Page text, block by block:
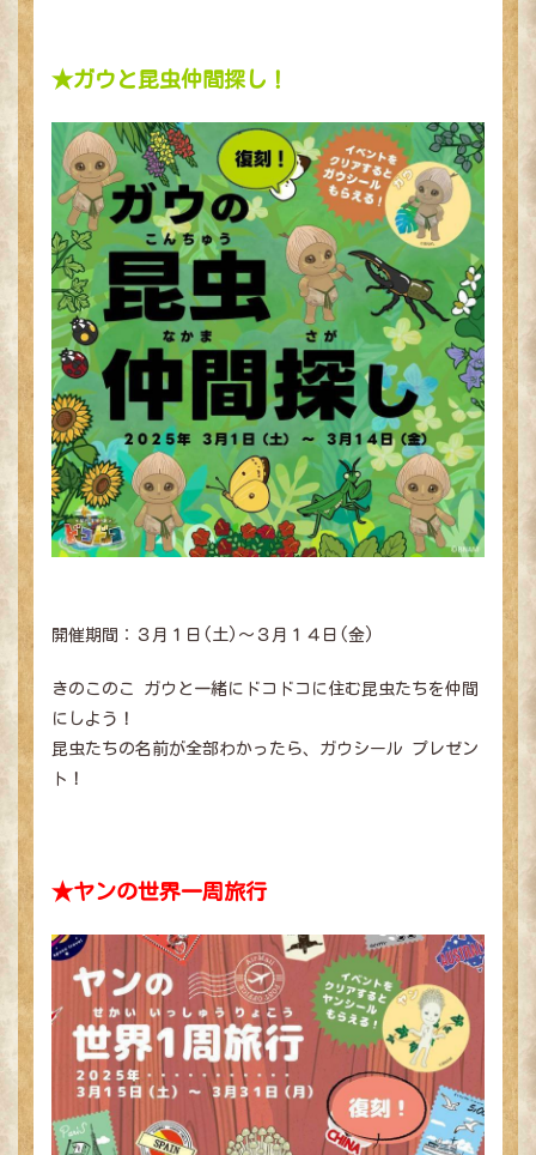
★ガウと昆虫仲間探し！
開催期間：３月１日(土)～３月１４日(金)
きのこのこ ガウと一緒にドコドコに住む昆虫たちを仲間
にしよう！
昆虫たちの名前が全部わかったら、ガウシール プレゼン
ト！
★ヤンの世界一周旅行